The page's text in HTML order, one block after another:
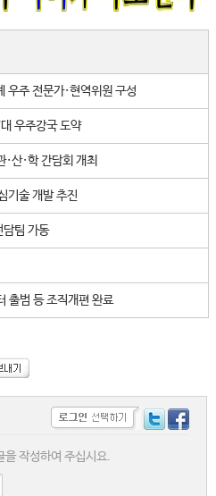
우주 전문가·현역위원 구성
우주강국 도약
·산·학 간담회 개최
기술 개발 추진
담팀 가동
출범 등 조직개편 완료
을 작성하여 주십시요.